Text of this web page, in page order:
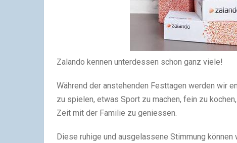
Zalando kennen unterdessen schon ganz viele!
Während der anstehenden Festtagen werden wir
zu spielen, etwas Sport zu machen, fein zu
Zeit mit der Familie zu geniessen.
Diese ruhige und ausgelassene Stimmung